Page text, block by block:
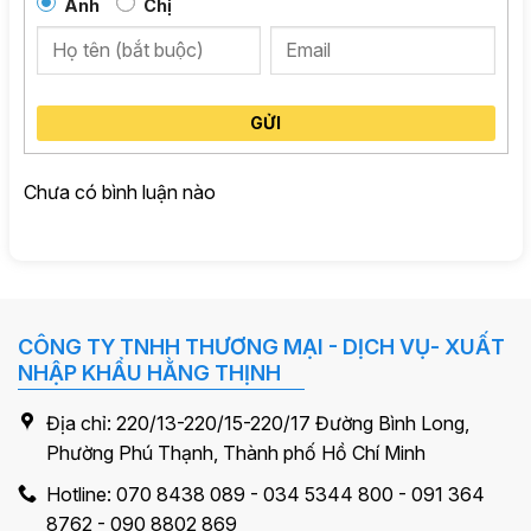
thông minh: OVP, UVP, OCP, OPP, SCP… giúpbảo vệ
máy khỏi các rủi ro về điện
, an tâm tuyệt đối khi sử
Dây cáp dài, tiêu chuẩn châu Âu – kết nối linh hoạt
Mainboard 24PIN: 550mm
PCI-E 5.1 16PIN (12+4) × 1: 550mm
SATA + SATA + SATA + Molex × 2: 500 + 150 +
150 + 150mm
Dây nguồn chuẩn Châu Âu dài 1.5m, thuận tiện cho
mọi bố trí case.
Anh Chị
GỬI
Chưa có bình luận nào
CÔNG TY TNHH THƯƠNG MẠI - DỊCH VỤ- XUẤT
NHẬP KHẨU HẰNG THỊNH
Địa chỉ: 220/13-220/15-220/17 Đường Bình Long,
Phường Phú Thạnh, Thành phố Hồ Chí Minh
Hotline: 070 8438 089 - 034 5344 800 - 091 364
8762 - 090 8802 869